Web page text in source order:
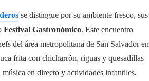
se distingue por su ambiente fresco, sus
Festival Gastronómico. Este encuentro
del área metropolitana de San Salvador en
frita con chicharrón, riguas y quesadillas
en directo y actividades infantiles,